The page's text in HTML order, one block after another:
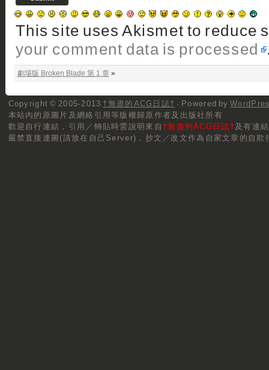
This site uses Akismet to reduce
your comment data is processed
劇場版 Broken Blade 第 1 章»
Copyright © 2005-2013 †無盡的ACG日誌† · Powered by
本站內的原圖片及網絡引用等版權歸原作者及出版社所有
歡迎自行連結， 引用／轉貼時需說明來自 †無盡的ACG日誌†及有連
嚴禁直接連圖(請放在自己Server)，抄文／改文作為自家文章的自欺